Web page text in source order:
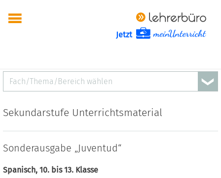
Jetzt
Fach/Thema/Bereich wählen
Sekundarstufe Unterrichtsmaterial
Sonderausgabe „Juventud“
Spanisch, 10. bis 13. Klasse